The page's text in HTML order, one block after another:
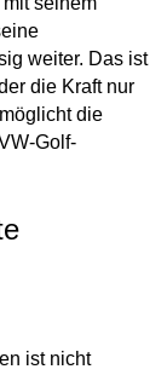
weiter. Das ist
die Kraft nur
die
Golf-
ist nicht